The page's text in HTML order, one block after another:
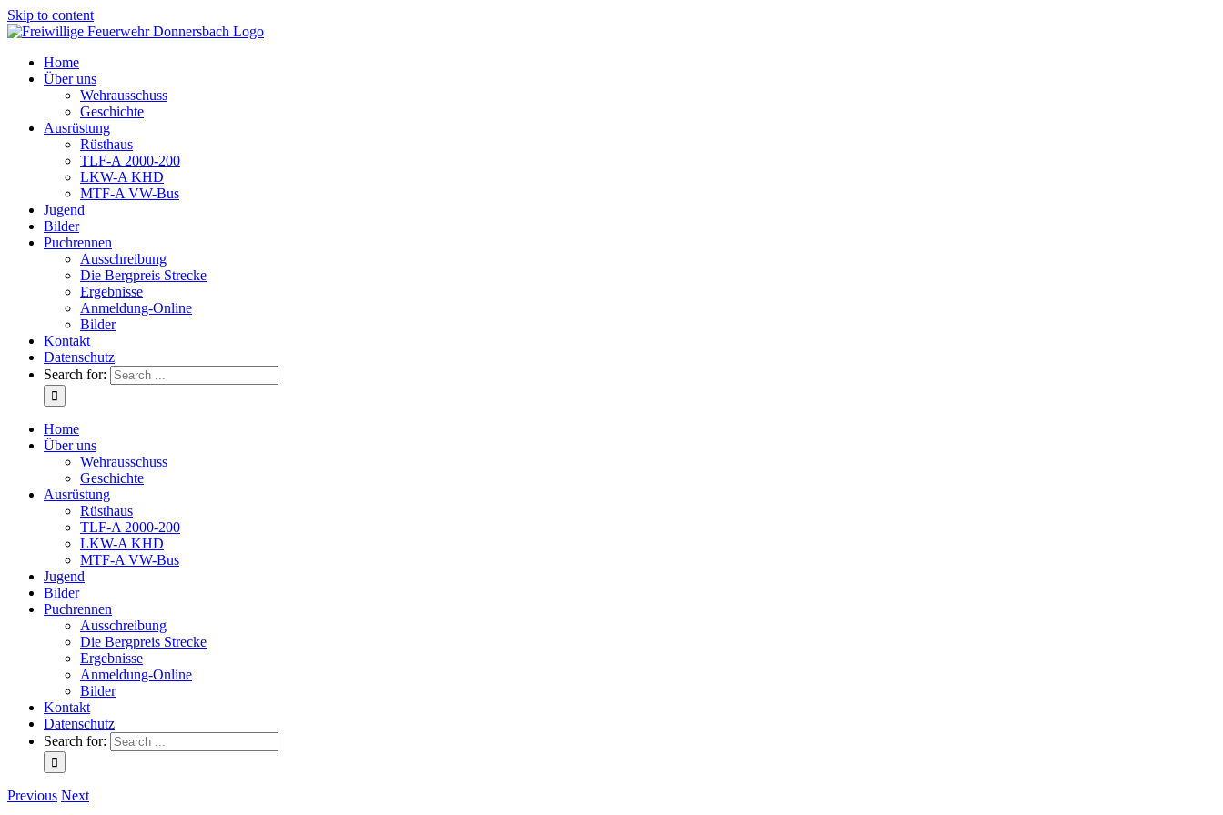
Skip to content
Home
Über uns
Wehrausschuss
Geschichte
Ausrüstung
Rüsthaus
TLF-A 2000-200
LKW-A KHD
MTF-A VW-Bus
Jugend
Bilder
Puchrennen
Ausschreibung
Die Bergpreis Strecke
Ergebnisse
Anmeldung-Online
Bilder
Kontakt
Datenschutz
Search for:
Home
Über uns
Wehrausschuss
Geschichte
Ausrüstung
Rüsthaus
TLF-A 2000-200
LKW-A KHD
MTF-A VW-Bus
Jugend
Bilder
Puchrennen
Ausschreibung
Die Bergpreis Strecke
Ergebnisse
Anmeldung-Online
Bilder
Kontakt
Datenschutz
Search for:
Previous Next